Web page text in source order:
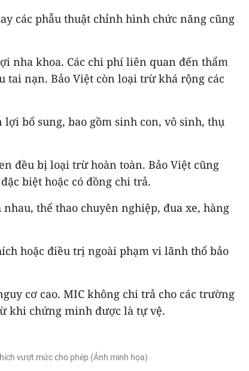
các phẫu thuật chỉnh hình chức năng cũng
nha khoa. Các chi phí liên quan đến thẩm
tai nạn. Bảo Việt còn loại trừ khá rộng các
bổ sung, bao gồm sinh con, vô sinh, thụ
đều bị loại trừ hoàn toàn. Bảo Việt cũng
biệt hoặc có đồng chi trả.
thể thao chuyên nghiệp, đua xe, hàng
hoặc điều trị ngoài phạm vi lãnh thổ bảo
cơ cao. MIC không chi trả cho các trường
khi chứng minh được là tự vệ.
vượt mức cho phép (Ảnh minh họa)